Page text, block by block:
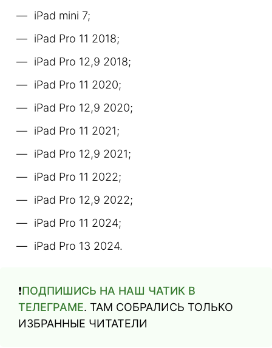
iPad mini 7;
iPad Pro 11 2018;
iPad Pro 12,9 2018;
iPad Pro 11 2020;
iPad Pro 12,9 2020;
iPad Pro 11 2021;
iPad Pro 12,9 2021;
iPad Pro 11 2022;
iPad Pro 12,9 2022;
iPad Pro 11 2024;
iPad Pro 13 2024.
❗️ПОДПИШИСЬ НА НАШ ЧАТИК В
ТЕЛЕГРАМЕ. ТАМ СОБРАЛИСЬ ТОЛЬКО
ИЗБРАННЫЕ ЧИТАТЕЛИ